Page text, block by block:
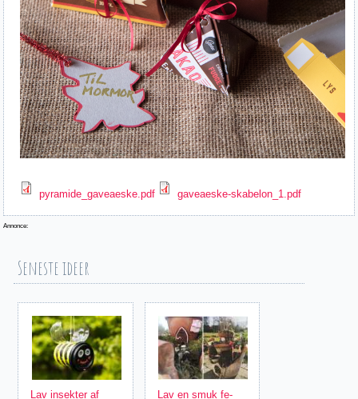
pyramide_gaveaeske.pdf gaveaeske-skabelon_1.pdf
Annonce:
Seneste ideer
Lav insekter af Lav en smuk fe-